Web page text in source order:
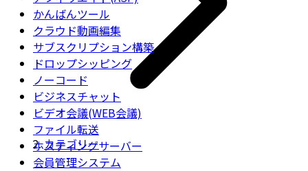
かんばんツール
クラウド動画編集
サブスクリプション構築
ドロップシッピング
ノーコード
ビジネスチャット
ビデオ会議(WEB会議)
ファイル転送
ホスティングサーバー
会員管理システム
カテゴリー